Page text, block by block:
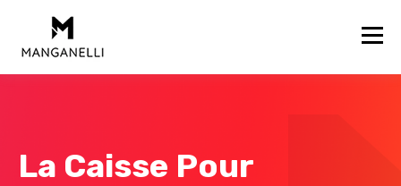
La Caisse Pour